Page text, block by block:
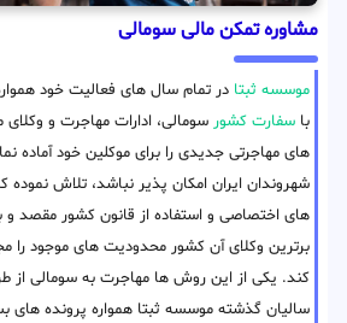
مشاوره تمکن مالی سومالی
موسسه ثبتا در تمام سال های فعالیت خود
با سفارت کشور سومالی، ادارات مهاجرت و
های مهاجرتی جدیدی را برای موکلین خود آماده
شهروندان ایران امکان پذیر نباشد، تلاش نموده
های اختصاصی و استفاده از قانون کشور مقصد و
برترین وکلای آن کشور محدودیت های موجود را
کند. یکی از این روش ها مهاجرت به سومالی از
سالیان گذشته موسسه ثبتا همواره پرونده های